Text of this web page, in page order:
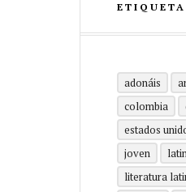
adonáis
colombia
estados
joven
literatura